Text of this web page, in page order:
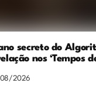
secreto do
nos ‘Tempos
2026